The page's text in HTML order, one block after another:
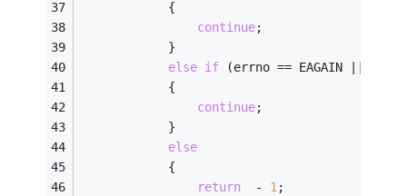
			{
continue;
			}
else if (errno == EAGAIN || errno
			{
continue;
			}
else
			{
return
  -
1;